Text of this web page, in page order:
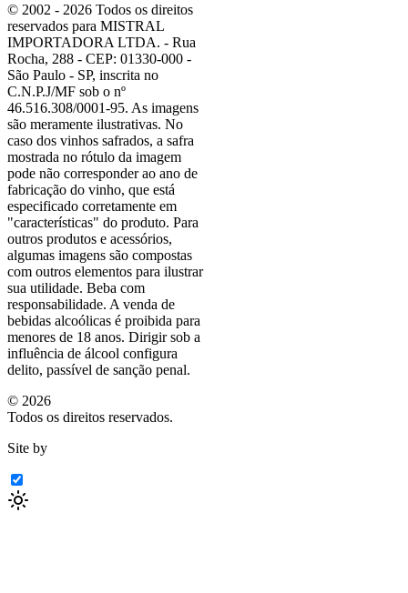
© 2002 - 2026 Todos os direitos
reservados para MISTRAL
IMPORTADORA LTDA. - Rua
Rocha, 288 - CEP: 01330-000 -
São Paulo - SP, inscrita no
C.N.P.J/MF sob o nº
46.516.308/0001-95. As imagens
são meramente ilustrativas. No
caso dos vinhos safrados, a safra
mostrada no rótulo da imagem
pode não corresponder ao ano de
fabricação do vinho, que está
especificado corretamente em
"características" do produto. Para
outros produtos e acessórios,
algumas imagens são compostas
com outros elementos para ilustrar
sua utilidade. Beba com
responsabilidade. A venda de
bebidas alcoólicas é proibida para
menores de 18 anos. Dirigir sob a
influência de álcool configura
delito, passível de sanção penal.
© 2026
Todos os direitos reservados.
Site by